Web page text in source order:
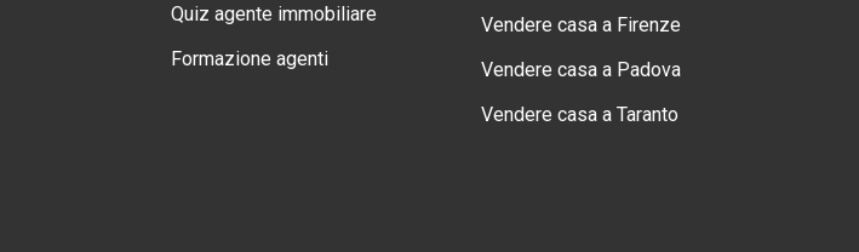
Quiz agente immobiliare
Formazione agenti
Vendere casa a Firenze
Vendere casa a Padova
Vendere casa a Taranto